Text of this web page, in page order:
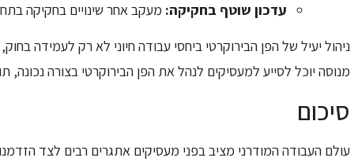
עדכון שוטף בחקיקה: מעקב אחר שינויים בחקיקה
ניהול יעיל של הפן הבירוקרטי ביחסי עבודה חיוני לא רק לעמידה
מנוסה יוכל לסייע למעסיקים לנהל את הפן הבירוקרטי בצורה נכונה,
סיכום
עולם העבודה המודרני מציב בפני מעסיקים אתגרים רבים לצד